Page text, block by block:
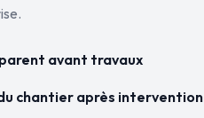
avant travaux
chantier après intervention